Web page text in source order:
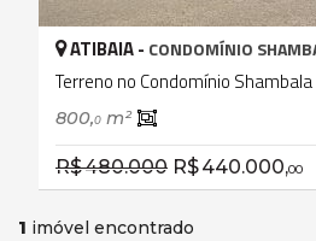
ATIBAIA - CONDOMÍNIO
Terreno no Condomínio Shambala
800,0 m²
R$ 480.000 R$ 440.000,00
1 imóvel encontrado